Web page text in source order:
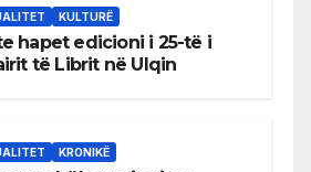
KULTURË
hapet edicioni i 25-të i
të Librit në Ulqin
KRONIKË